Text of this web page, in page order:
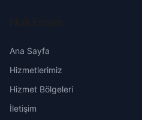
Erzurum
Karşıyaka
Ana Sayfa
Hizmetlerimiz
Hizmet Bölgeleri
İletişim